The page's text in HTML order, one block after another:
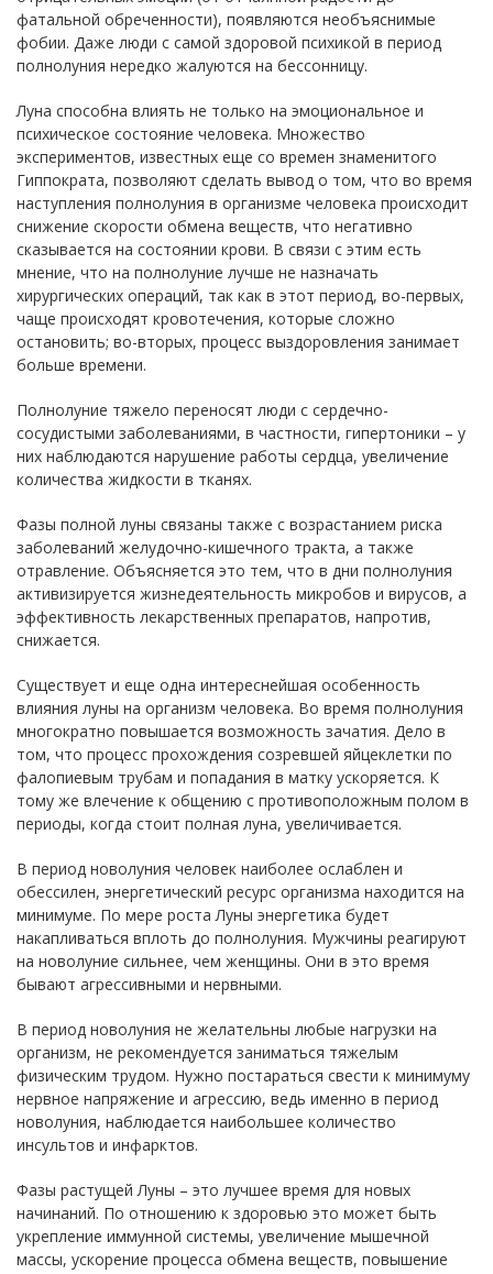
фатальной обреченности), появляются необъяснимые
фобии. Даже люди с самой здоровой психикой в период
полнолуния нередко жалуются на бессонницу.
Луна способна влиять не только на эмоциональное и
психическое состояние человека. Множество
экспериментов, известных еще со времен знаменитого
Гиппократа, позволяют сделать вывод о том, что во время
наступления полнолуния в организме человека происходит
снижение скорости обмена веществ, что негативно
сказывается на состоянии крови. В связи с этим есть
мнение, что на полнолуние лучше не назначать
хирургических операций, так как в этот период, во-первых,
чаще происходят кровотечения, которые сложно
остановить; во-вторых, процесс выздоровления занимает
больше времени.
Полнолуние тяжело переносят люди с сердечно-
сосудистыми заболеваниями, в частности, гипертоники – у
них наблюдаются нарушение работы сердца, увеличение
количества жидкости в тканях.
Фазы полной луны связаны также с возрастанием риска
заболеваний желудочно-кишечного тракта, а также
отравление. Объясняется это тем, что в дни полнолуния
активизируется жизнедеятельность микробов и вирусов, а
эффективность лекарственных препаратов, напротив,
снижается.
Существует и еще одна интереснейшая особенность
влияния луны на организм человека. Во время полнолуния
многократно повышается возможность зачатия. Дело в
том, что процесс прохождения созревшей яйцеклетки по
фалопиевым трубам и попадания в матку ускоряется. К
тому же влечение к общению с противоположным полом в
периоды, когда стоит полная луна, увеличивается.
В период новолуния человек наиболее ослаблен и
обессилен, энергетический ресурс организма находится на
минимуме. По мере роста Луны энергетика будет
накапливаться вплоть до полнолуния. Мужчины реагируют
на новолуние сильнее, чем женщины. Они в это время
бывают агрессивными и нервными.
В период новолуния не желательны любые нагрузки на
организм, не рекомендуется заниматься тяжелым
физическим трудом. Нужно постараться свести к минимуму
нервное напряжение и агрессию, ведь именно в период
новолуния, наблюдается наибольшее количество
инсультов и инфарктов.
Фазы растущей Луны – это лучшее время для новых
начинаний. По отношению к здоровью это может быть
укрепление иммунной системы, увеличение мышечной
массы, ускорение процесса обмена веществ, повышение